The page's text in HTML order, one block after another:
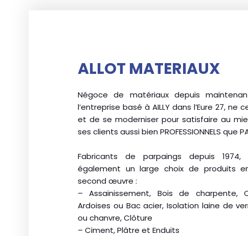
ALLOT MATERIAUX
Négoce de matériaux depuis
l’entreprise basé à AILLY dans l’Eure 27, ne
et de se moderniser pour satisfaire au
ses clients aussi bien PROFESSIONNELS que
Fabricants de parpaings depuis 1974,
également un large choix de produits
second œuvre :
– Assainissement, Bois de charpente,
Ardoises ou Bac acier, Isolation laine de
ou chanvre, Clôture
– Ciment, Plâtre et Enduits